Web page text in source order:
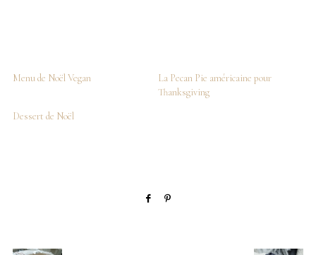
Menu de Noël Vegan
La Pecan Pie américaine pour
Thanksgiving
Dessert de Noël